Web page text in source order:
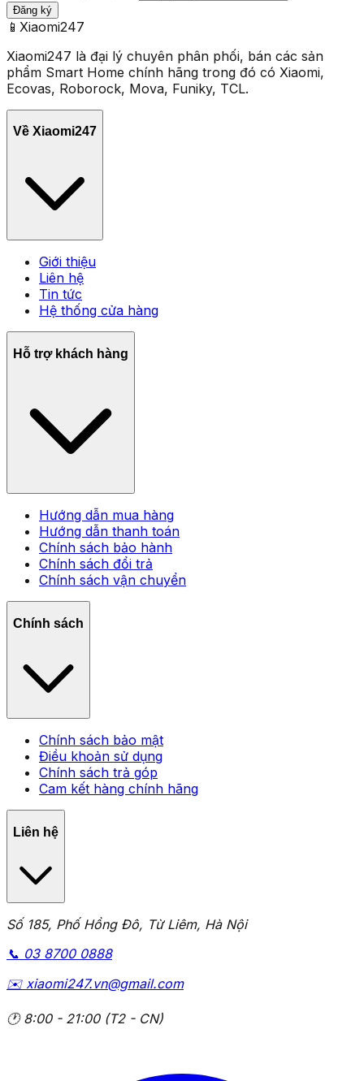
Đăng ký
📱 Xiaomi247
Xiaomi247 là đại lý chuyên phân phối, bán các sản
phẩm Smart Home chính hãng trong đó có Xiaomi,
Ecovas, Roborock, Mova, Funiky, TCL.
Về Xiaomi247
Giới thiệu
Liên hệ
Tin tức
Hệ thống cửa hàng
Hỗ trợ khách hàng
Hướng dẫn mua hàng
Hướng dẫn thanh toán
Chính sách bảo hành
Chính sách đổi trả
Chính sách vận chuyển
Chính sách
Chính sách bảo mật
Điều khoản sử dụng
Chính sách trả góp
Cam kết hàng chính hãng
Liên hệ
Số 185, Phố Hồng Đô, Từ Liêm, Hà Nội
📞 03 8700 0888
✉️ xiaomi247.vn@gmail.com
🕐 8:00 - 21:00 (T2 - CN)